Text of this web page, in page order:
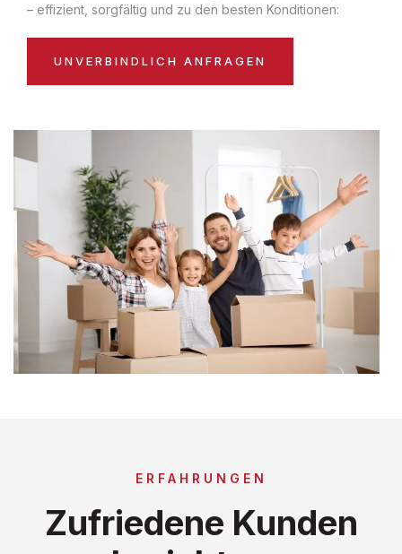
– effizient, sorgfältig und zu den besten Konditionen:
UNVERBINDLICH ANFRAGEN
ERFAHRUNGEN
Zufriedene Kunden